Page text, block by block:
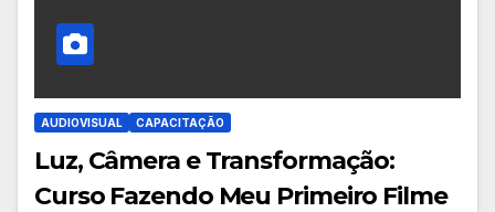
AUDIOVISUAL CAPACITAÇÃO
Luz, Câmera e Transformação:
Curso Fazendo Meu Primeiro Filme